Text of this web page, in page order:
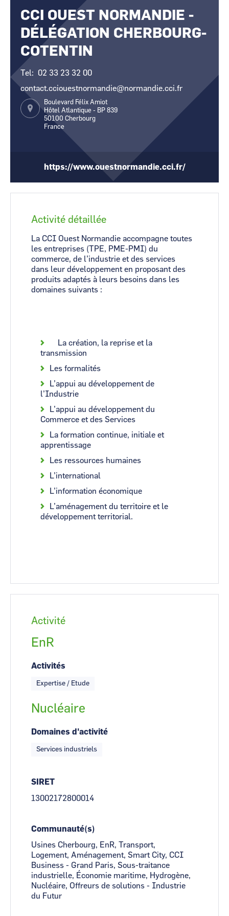
CCI Business
Occitanie
CCI Business
Pays de la Loire
CCI Business
Occitanie
CCI Business
Pays de la Loire
CCI OUEST NORMANDIE -
DÉLÉGATION CHERBOURG-
COTENTIN
Tel
02 33 23 32 00
contact.cciouestnormandie@normandie.cci.fr
Boulevard Félix Amiot
Hôtel Atlantique - BP 839
50100 Cherbourg
France
https://www.ouestnormandie.cci.fr/
Activité détaillée
La CCI Ouest Normandie accompagne toutes
les entreprises (TPE, PME-PMI) du
commerce, de l’industrie et des services
dans leur développement en proposant des
produits adaptés à leurs besoins dans les
domaines suivants :
La création, la reprise et la
transmission
Les formalités
L’appui au développement de
l’Industrie
L’appui au développement du
Commerce et des Services
La formation continue, initiale et
apprentissage
Les ressources humaines
L’international
L’information économique
L’aménagement du territoire et le
développement territorial.
Activité
EnR
Activités
Expertise / Etude
Nucléaire
Domaines d'activité
Services industriels
SIRET
13002172800014
Communauté(s)
Usines Cherbourg, EnR, Transport,
Logement, Aménagement, Smart City, CCI
Business - Grand Paris, Sous-traitance
industrielle, Économie maritime, Hydrogène,
Nucléaire, Offreurs de solutions - Industrie
du Futur